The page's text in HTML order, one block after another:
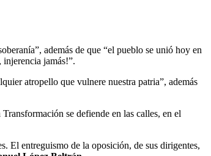
además de que “el pueblo se unió hoy en
injerencia jamás!”.
atropello que vulnere nuestra patria”, además
se defiende en las calles, en el
El entreguismo de la oposición, de sus dirigentes,